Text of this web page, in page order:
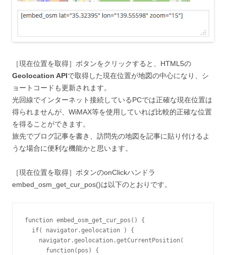
［現在位置を取得］ボタンをクリックすると、HTML5の
Geolocation APIで取得した現在位置が地図の中心になり、シ
ョートコードも更新されます。
光回線でインターネット接続しているPCでは正確な現在位置は
得られませんが、WiMAX等を使用していれば比較的正確な位置
を得ることができます。
旅先でブログ記事を書き、訪問先の地図を記事に貼り付けるよ
うな場合に便利な機能かと思います。
［現在位置を取得］ボタンのonClickハンドラ
embed_osm_get_cur_pos()は以下のとおりです。
function embed_osm_get_cur_pos() {
  if( navigator.geolocation ) {
    navigator.geolocation.getCurrentPosition(
      function(pos) {